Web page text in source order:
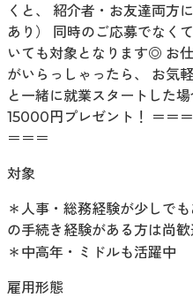
くと、 紹介者・お友達両
あり） 同時のご応募でなく
いても対象となります◎ お
がいらっしゃったら、 お気
と一緒に就業スタートした
15000円プレゼント！ ＝＝
＝＝＝
対象
＊人事・総務経験が少しで
の手続き経験がある方は尚
＊中高年・ミドルも活躍中
雇用形態